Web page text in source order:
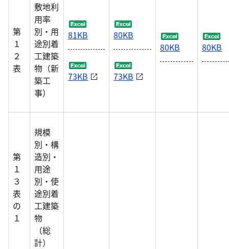
第
１
２
表
敷地利
用率
別・用
途別着
工建築
物（新
築工
事）
81KB
73KB
80KB
73KB
80KB 80KB
第
１
３
表
の
１
規模
別・構
造別・
用途
別・使
途別着
工建築
物
（総
計）